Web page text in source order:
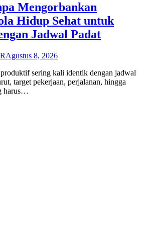
Mengorbankan
Hidup Sehat untuk
Jadwal Padat
Agustus 8, 2026
sering kali identik dengan jadwal
target pekerjaan, perjalanan, hingga
harus…